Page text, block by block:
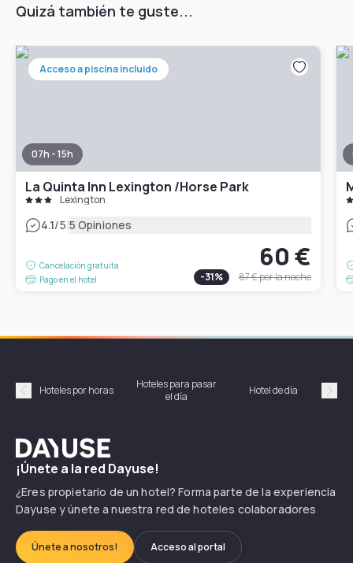
Quizá también te guste...
Acceso a piscina incluido
07h - 15h
La Quinta Inn Lexington /Horse Park
Lexington
4.1/5|5 Opiniones
Cancelación gratuita
Pago en el hotel
60 €
-31% 87 €por la noche
Précédent
Hoteles por horas
Hoteles para pasar
el día
Hotel de día
Dayuse
¡Únete a la red Dayuse!
¿Eres propietario de un hotel? Forma parte de la experiencia
Dayuse y únete a nuestra red de hoteles colaboradores
Únete a nosotros! Acceso al portal